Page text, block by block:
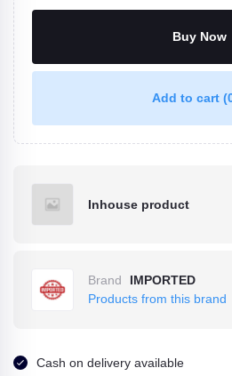
Buy Now
Add to cart
Inhouse product
Brand
IMPORTED
Products from this brand
Cash on delivery available